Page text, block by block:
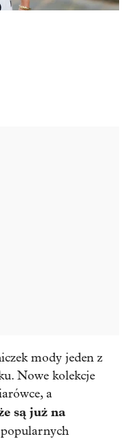
mody jeden z
Nowe kolekcje
a
są już na